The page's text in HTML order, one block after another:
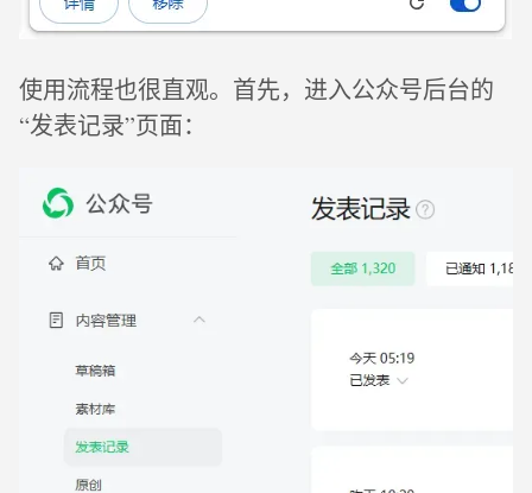
使用流程也很直观。首先，进入公众号后台的
“发表记录”页面：